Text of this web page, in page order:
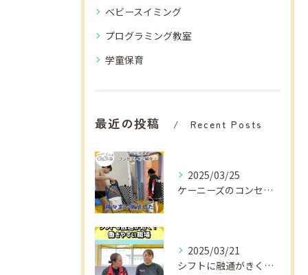
ベビースイミング
プログラミング教室
学童保育
最近の投稿 Recent Posts
2025/03/25
ケーニーズのコンセプトをご紹介！
2025/03/21
シフトに融通がきくから